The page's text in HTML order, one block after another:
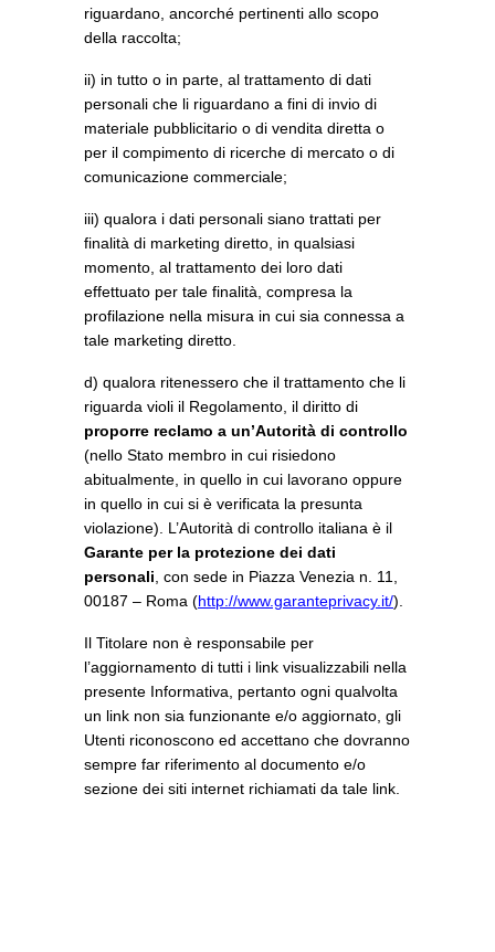
riguardano, ancorché pertinenti allo scopo
della raccolta;
ii) in tutto o in parte, al trattamento di dati
personali che li riguardano a fini di invio di
materiale pubblicitario o di vendita diretta o
per il compimento di ricerche di mercato o di
comunicazione commerciale;
iii) qualora i dati personali siano trattati per
finalità di marketing diretto, in qualsiasi
momento, al trattamento dei loro dati
effettuato per tale finalità, compresa la
profilazione nella misura in cui sia connessa a
tale marketing diretto.
d) qualora ritenessero che il trattamento che li
riguarda violi il Regolamento, il diritto di
proporre reclamo a un’Autorità di controllo
(nello Stato membro in cui risiedono
abitualmente, in quello in cui lavorano oppure
in quello in cui si è verificata la presunta
violazione). L’Autorità di controllo italiana è il
Garante per la protezione dei dati
personali , con sede in Piazza Venezia n. 11,
00187 – Roma (http://www.garanteprivacy.it/).
Il Titolare non è responsabile per
l’aggiornamento di tutti i link visualizzabili nella
presente Informativa, pertanto ogni qualvolta
un link non sia funzionante e/o aggiornato, gli
Utenti riconoscono ed accettano che dovranno
sempre far riferimento al documento e/o
sezione dei siti internet richiamati da tale link.